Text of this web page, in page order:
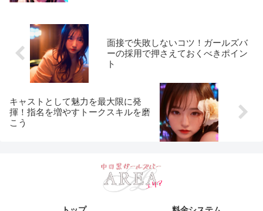
面接で失敗しないコツ！ガールズバ
ーの採用で押さえておくべきポイン
ト
キャストとして魅力を最大限に発
揮！指名を増やすトークスキルを磨
こう